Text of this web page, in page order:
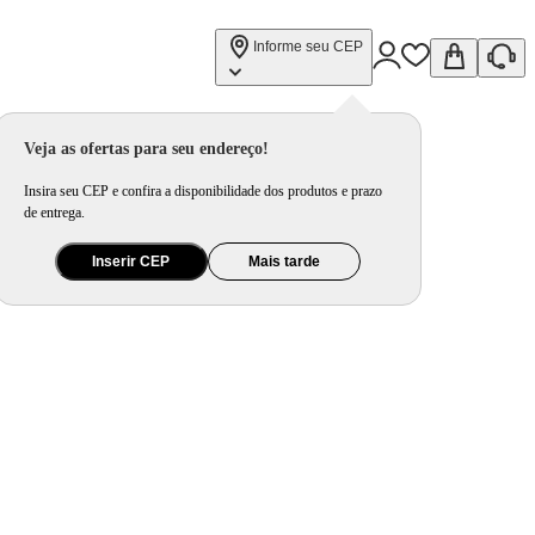
Informe seu CEP
Veja as ofertas para seu endereço!
Insira seu CEP e confira a disponibilidade dos produtos e prazo
de entrega.
Inserir CEP Mais tarde